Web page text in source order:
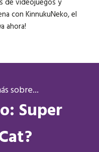
de videojuegos y
con KinnukuNeko, el
ahora!
sobre...
Super